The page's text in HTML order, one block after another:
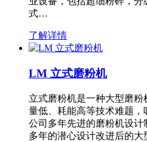
式…
了解详情
LM 立式磨粉机
立式磨粉机是一种大型磨
量低、耗能高等技术难题
公司多年先进的磨粉机设
多年的潜心设计改进后的